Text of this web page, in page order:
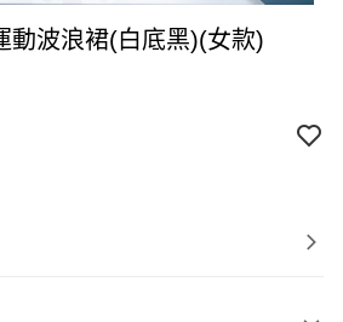
動波浪裙(白底黑)(女款)